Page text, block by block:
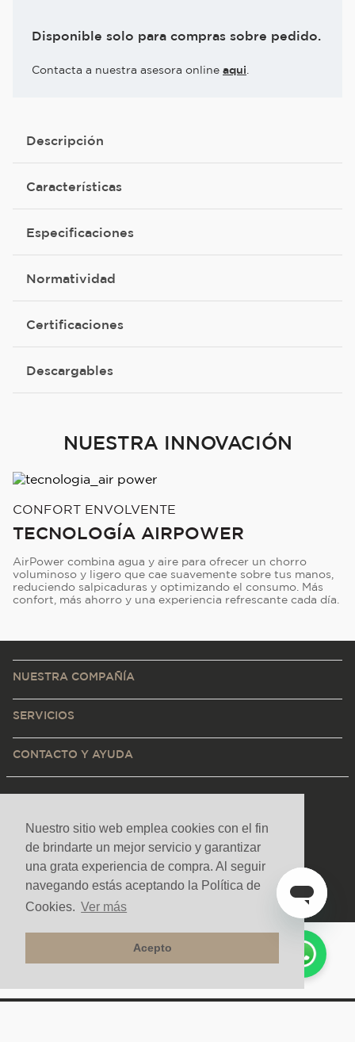
Nuestro sitio web emplea cookies con el fin
de brindarte un mejor servicio y garantizar
una grata experiencia de compra. Al seguir
navegando estás aceptando la Política de
Cookies. Ver más
Acepto
Disponible solo para compras sobre pedido.
Contacta a nuestra asesora online aqui
Descripción
Características
Especificaciones
Normatividad
Certificaciones
Descargables
NUESTRA INNOVACIÓN
CONFORT ENVOLVENTE
TECNOLOGÍA AIRPOWER
AirPower combina agua y aire para ofrecer un chorro
voluminoso y ligero que cae suavemente sobre tus manos,
reduciendo salpicaduras y optimizando el consumo. Más
confort, más ahorro y una experiencia refrescante cada día.
NUESTRA COMPAÑÍA
SERVICIOS
CONTACTO Y AYUDA
Medios de pago y sitio seguro